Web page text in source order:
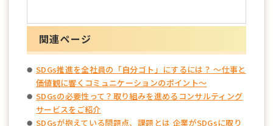
関連ページ
SDGs推進を全社員の「自分ゴト」にするには？ ～仕事と
価値観に響くコミュニケーションのポイント～
SDGsの必要性って？取り組みを進めるコンサルティング
サービスをご紹介
SDGsが抱えている問題点、課題とは 企業がSDGsに取り